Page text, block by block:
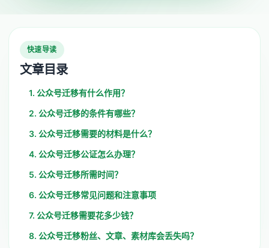
快速导读
文章目录
1. 公众号迁移有什么作用？
2. 公众号迁移的条件有哪些？
3. 公众号迁移需要的材料是什么？
4. 公众号迁移公证怎么办理？
5. 公众号迁移所需时间？
6. 公众号迁移常见问题和注意事项
7. 公众号迁移需要花多少钱？
8. 公众号迁移粉丝、文章、素材库会丢失吗？